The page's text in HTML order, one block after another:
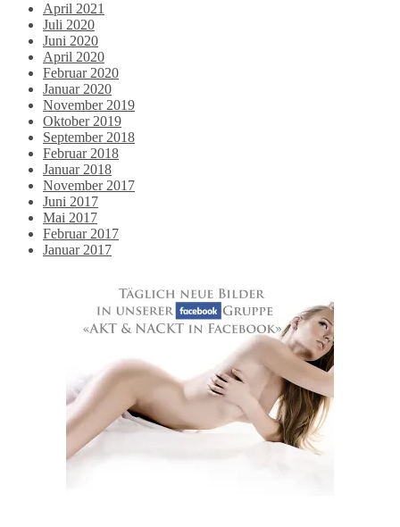
April 2021
Juli 2020
Juni 2020
April 2020
Februar 2020
Januar 2020
November 2019
Oktober 2019
September 2018
Februar 2018
Januar 2018
November 2017
Juni 2017
Mai 2017
Februar 2017
Januar 2017